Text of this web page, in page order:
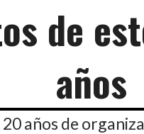
de
años
20 años de